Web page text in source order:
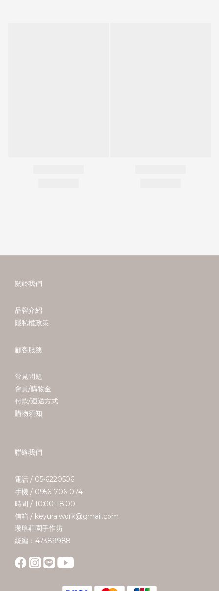
關於我們
品牌介紹
隱私權政策
顧客服務
常見問題
會員/購物金
付款/運送方式
購物須知
聯絡我們
電話 / 05-6220506
手機 / 0956-706-074
時間 / 10:00-18:00
信箱 / keyura.work@gmail.com
瓔珞莊園手作坊
統編：47389988